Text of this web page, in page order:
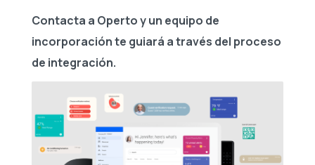
Contacta a Operto y un equipo de
incorporación te guiará a través del proceso
de integración.